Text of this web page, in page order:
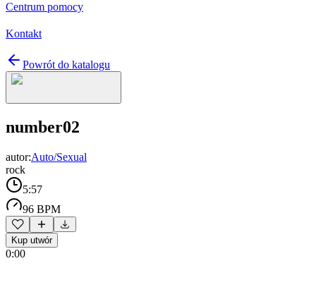
Centrum pomocy
Kontakt
Powrót do katalogu
number02
autor:Auto/Sexual
rock
5:57
96 BPM
Kup utwór
0:00